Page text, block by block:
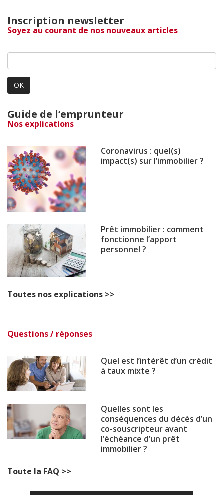
Inscription newsletter
Soyez au courant de nos nouveaux articles
OK
Guide de l’emprunteur
Nos explications
Coronavirus : quel(s)
impact(s) sur l’immobilier ?
Prêt immobilier : comment
fonctionne l’apport
personnel ?
Toutes nos explications >>
Questions / réponses
Quel est l’intérêt d’un crédit
à taux mixte ?
Quelles sont les
conséquences du décès d’un
co-souscripteur avant
l’échéance d’un prêt
immobilier ?
Toute la FAQ >>